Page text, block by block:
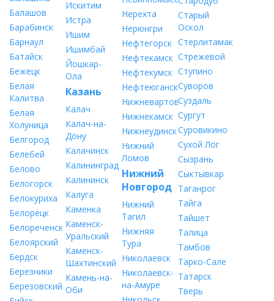
Балашов
Барабинск
Барнаул
Батайск
Бежецк
Белая
Калитва
Белая
Холуница
Белгород
Белебей
Белово
Белогорск
Белокуриха
Белорецк
Белореченск
Белоярский
Бердск
Березники
Березовский
Искитим
Истра
Ишим
Ишимбай
Йошкар-
Ола
Казань
Калач
Калач-на-
Дону
Калачинск
Калининград
Калининск
Калуга
Каменка
Каменск-
Уральский
Каменск-
Шахтинский
Камень-на-
Оби
Нерехта
Нерюнгри
Нефтегорск
Нефтекамск
Нефтекумск
Нефтеюганск
Нижневартовск
Нижнекамск
Нижнеудинск
Нижний
Ломов
Нижний
Новгород
Нижний
Тагил
Нижняя
Тура
Николаевск
Николаевск-
на-Амуре
Старый
Оскол
Стерлитамак
Стрежевой
Ступино
Суворов
Суздаль
Сургут
Суровикино
Сухой Лог
Сызрань
Сыктывкар
Таганрог
Тайга
Тайшет
Талица
Тамбов
Тарко-Сале
Татарск
Тверь